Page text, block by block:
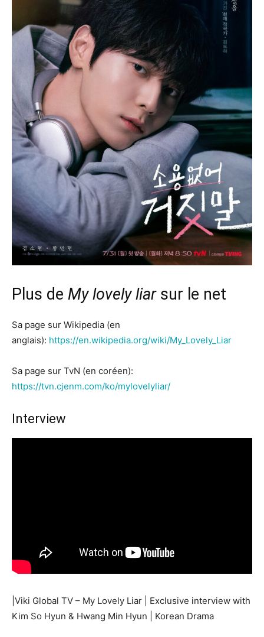
Plus de My lovely liarsur le net
Sa page sur Wikipedia (en
anglais): https://en.wikipedia.org/wiki/My_Lovely_Liar
Sa page sur TvN (en coréen):
https://tvn.cjenm.com/ko/mylovelyliar/
Interview
|Viki Global TV – My Lovely Liar | Exclusive interview with
Kim So Hyun & Hwang Min Hyun | Korean Drama